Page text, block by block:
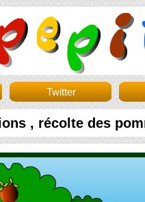
Twitter
, récolte des